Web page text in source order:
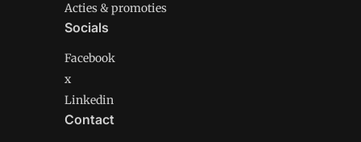
Acties & promoties
Socials
Facebook
x
Linkedin
Contact